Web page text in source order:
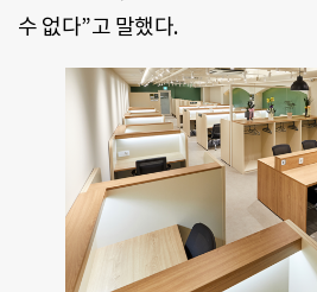
수 없다”고 말했다.